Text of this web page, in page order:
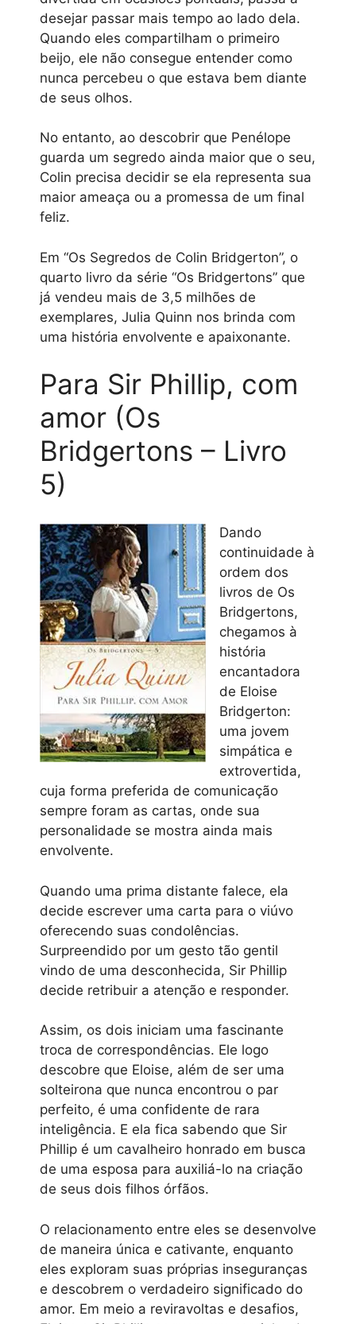
desejar passar mais tempo ao lado dela.
Quando eles compartilham o primeiro
beijo, ele não consegue entender como
nunca percebeu o que estava bem diante
de seus olhos.
No entanto, ao descobrir que Penélope
guarda um segredo ainda maior que o seu,
Colin precisa decidir se ela representa sua
maior ameaça ou a promessa de um final
feliz.
Em “Os Segredos de Colin Bridgerton”, o
quarto livro da série “Os Bridgertons” que
já vendeu mais de 3,5 milhões de
exemplares, Julia Quinn nos brinda com
uma história envolvente e apaixonante.
Para Sir Phillip, com
amor (Os
Bridgertons – Livro
5)
Dando
continuidade à
ordem dos
livros de Os
Bridgertons,
chegamos à
história
encantadora
de Eloise
Bridgerton:
uma jovem
simpática e
extrovertida,
cuja forma preferida de comunicação
sempre foram as cartas, onde sua
personalidade se mostra ainda mais
envolvente.
Quando uma prima distante falece, ela
decide escrever uma carta para o viúvo
oferecendo suas condolências.
Surpreendido por um gesto tão gentil
vindo de uma desconhecida, Sir Phillip
decide retribuir a atenção e responder.
Assim, os dois iniciam uma fascinante
troca de correspondências. Ele logo
descobre que Eloise, além de ser uma
solteirona que nunca encontrou o par
perfeito, é uma confidente de rara
inteligência. E ela fica sabendo que Sir
Phillip é um cavalheiro honrado em busca
de uma esposa para auxiliá-lo na criação
de seus dois filhos órfãos.
O relacionamento entre eles se desenvolve
de maneira única e cativante, enquanto
eles exploram suas próprias inseguranças
e descobrem o verdadeiro significado do
amor. Em meio a reviravoltas e desafios,